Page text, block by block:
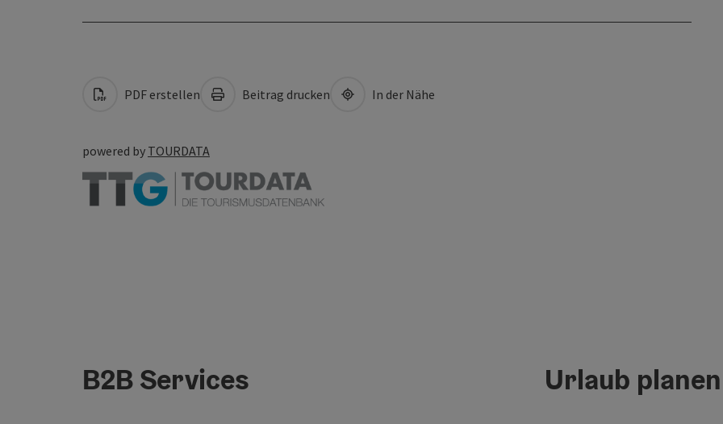
PDF erstellen Beitrag drucken In der Nähe
powered by TOURDATA
B2B Services Urlaub